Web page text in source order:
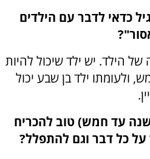
כדאי לדבר עם הילדים
של הילד. יש ילד שיכול להיות
ולעומתו ילד בן שבע יכול
עד חמש) טוב להכריח
על כל דבר וגם להתפלל?